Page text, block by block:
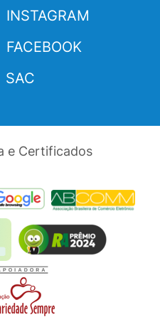
INSTAGRAM
FACEBOOK
SAC
e Certificados